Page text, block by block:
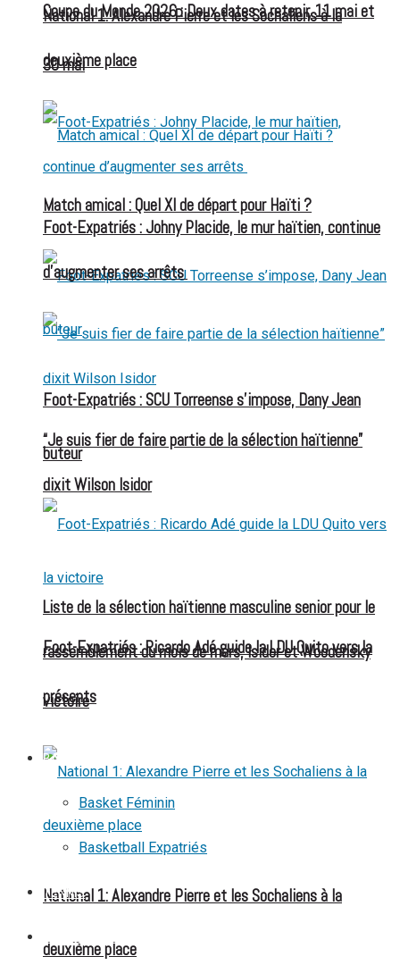
Coupe du Monde 2026 : Deux dates à retenir, 11 mai et
30 mai
Match amical : Quel XI de départ pour Haïti ?
Foot-Expatriés : SCU Torreense s’impose, Dany Jean
buteur
Foot-Expatriés : Ricardo Adé guide la LDU Quito vers la
victoire
National 1: Alexandre Pierre et les Sochaliens à la
deuxième place
National 1: Alexandre Pierre et les Sochaliens à la
deuxième place
Foot-Expatriés : Johny Placide, le mur haïtien, continue
d’augmenter ses arrêts
“Je suis fier de faire partie de la sélection haïtienne”
dixit Wilson Isidor
Liste de la sélection haïtienne masculine senior pour le
rassemblement du mois de mars, Isidor et Woodensky
présents
BASKETBALL
Basket Féminin
Basketball Expatriés
TENNIS